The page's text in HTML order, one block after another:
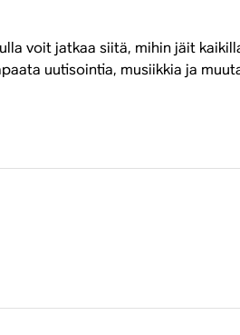
voit jatkaa siitä, mihin jäit
uutisointia, musiikkia ja